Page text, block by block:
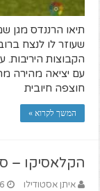
שעוזר לו לנצח
הקבוצות
עם יציאה מהירה
חוצפה חיובית
המשך לקרוא »
הקלאסיקו –
איתן אסטודילו 26